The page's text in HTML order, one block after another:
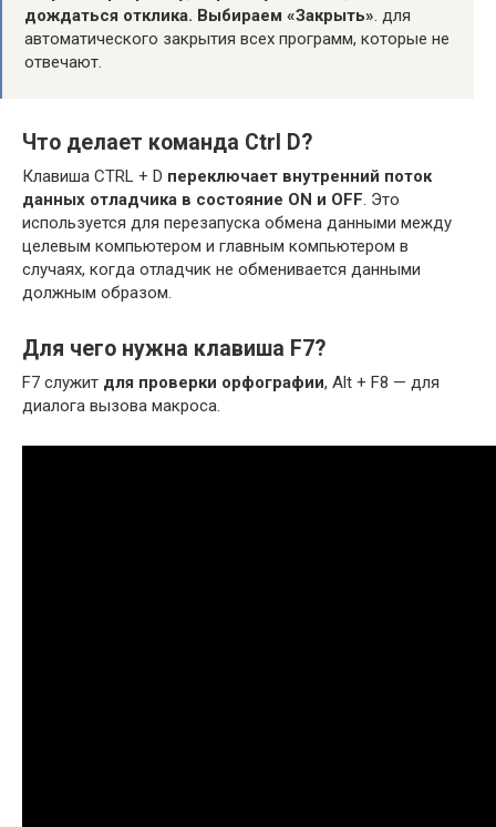
дождаться отклика. Выбираем «Закрыть». для
автоматического закрытия всех программ, которые не
отвечают.
Что делает команда Ctrl D?
Клавиша CTRL + D переключает внутренний поток
данных отладчика в состояние ON и OFF. Это
используется для перезапуска обмена данными между
целевым компьютером и главным компьютером в
случаях, когда отладчик не обменивается данными
должным образом.
Для чего нужна клавиша F7?
F7 служит для проверки орфографии, Alt + F8 — для
диалога вызова макроса.